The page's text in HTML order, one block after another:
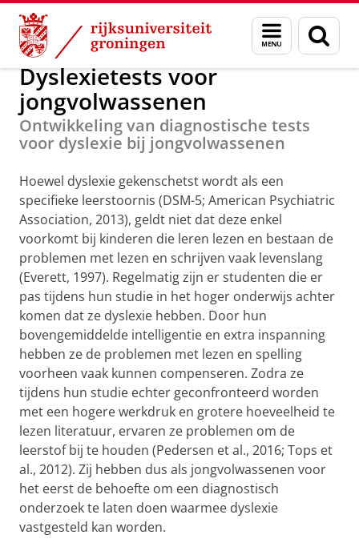
Skip
Content
Skip
Navigation
Menu
en
zoeken
Onderzoek Wetenschappelijk onderzoek
Dyslexietests voor
jongvolwassenen
Ontwikkeling van diagnostische tests
voor dyslexie bij jongvolwassenen
Hoewel dyslexie gekenschetst wordt als een
specifieke leerstoornis (DSM-5; American Psychiatric
Association, 2013), geldt niet dat deze enkel
voorkomt bij kinderen die leren lezen en bestaan de
problemen met lezen en schrijven vaak levenslang
(Everett, 1997). Regelmatig zijn er studenten die er
pas tijdens hun studie in het hoger onderwijs achter
komen dat ze dyslexie hebben. Door hun
bovengemiddelde intelligentie en extra inspanning
hebben ze de problemen met lezen en spelling
voorheen vaak kunnen compenseren. Zodra ze
tijdens hun studie echter geconfronteerd worden
met een hogere werkdruk en grotere hoeveelheid te
lezen literatuur, ervaren ze problemen om de
leerstof bij te houden (Pedersen et al., 2016; Tops et
al., 2012). Zij hebben dus als jongvolwassenen voor
het eerst de behoefte om een diagnostisch
onderzoek te laten doen waarmee dyslexie
vastgesteld kan worden.